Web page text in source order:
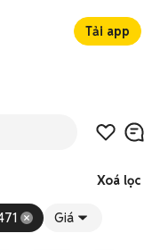
Tải app
Xoá lọc
Giá